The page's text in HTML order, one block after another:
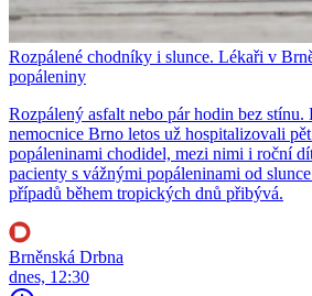
Rozpálené chodníky i slunce. Lékaři v
popáleniny
Rozpálený asfalt nebo pár hodin bez
nemocnice Brno letos už hospitalizovali
popáleninami chodidel, mezi nimi i roční
pacienty s vážnými popáleninami od
případů během tropických dnů přibývá.
Brněnská Drbna
dnes, 12:30